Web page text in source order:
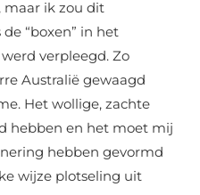
maar ik zou dit
“boxen” in het
verpleegd. Zo
Australië gewaagd
Het wollige, zachte
hebben en het moet mij
hebben gevormd
wijze plotseling uit